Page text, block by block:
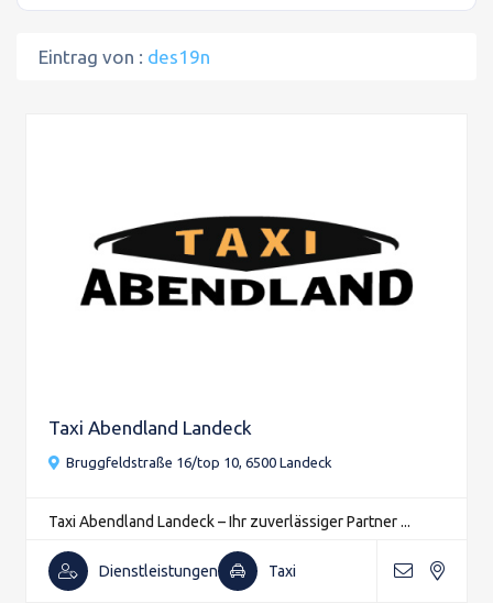
Eintrag von : des19n
Taxi Abendland Landeck
Bruggfeldstraße 16/top 10, 6500 Landeck
Taxi Abendland Landeck – Ihr zuverlässiger Partner ...
Dienstleistungen Taxi